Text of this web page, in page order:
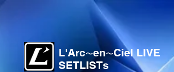
L'Arc〜en〜Ciel LIVE
SETLISTs